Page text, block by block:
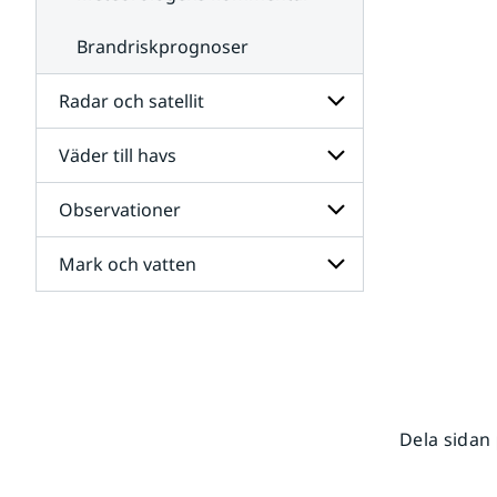
Brandriskprognoser
Radar och satellit
Undersidor
för
Radar
och
satellit
Väder till havs
Undersidor
för
Väder
till
havs
Observationer
Undersidor
för
Mark och vatten
Dela sidan